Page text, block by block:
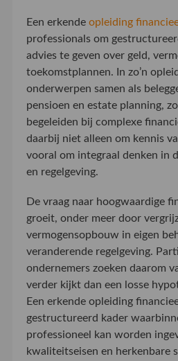
Een erkende opleiding
professionals om
advies te geven over geld,
toekomstplannen. In zo’n
onderwerpen samen als
pensioen en estate planning,
begeleiden bij complexe
daarbij niet alleen om kennis
vooral om integraal denken in
en regelgeving.
De vraag naar hoogwaardige
groeit, onder meer door
vermogensopbouw in eigen
veranderende regelgeving.
ondernemers zoeken daarom
verder kijkt dan een losse
Een erkende opleiding
gestructureerd kader
professioneel kan worden
kwaliteitseisen en herkenbare